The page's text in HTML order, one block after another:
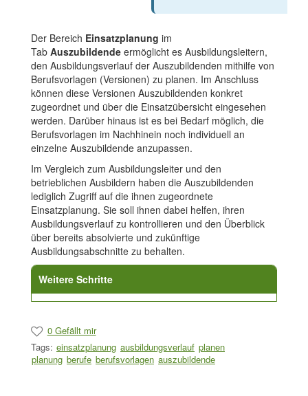
Der Bereich Einsatzplanung im
Tab Auszubildende ermöglicht es Ausbildungsleitern,
den Ausbildungsverlauf der Auszubildenden mithilfe von
Berufsvorlagen (Versionen) zu planen. Im Anschluss
können diese Versionen Auszubildenden konkret
zugeordnet und über die Einsatzübersicht eingesehen
werden. Darüber hinaus ist es bei Bedarf möglich, die
Berufsvorlagen im Nachhinein noch individuell an
einzelne Auszubildende anzupassen.
Im Vergleich zum Ausbildungsleiter und den
betrieblichen Ausbildern haben die Auszubildenden
lediglich Zugriff auf die ihnen zugeordnete
Einsatzplanung. Sie soll ihnen dabei helfen, ihren
Ausbildungsverlauf zu kontrollieren und den Überblick
über bereits absolvierte und zukünftige
Ausbildungsabschnitte zu behalten.
Weitere Schritte
0 Gefällt mir
Tags: einsatzplanung ausbildungsverlauf planen
planung berufe berufsvorlagen auszubildende